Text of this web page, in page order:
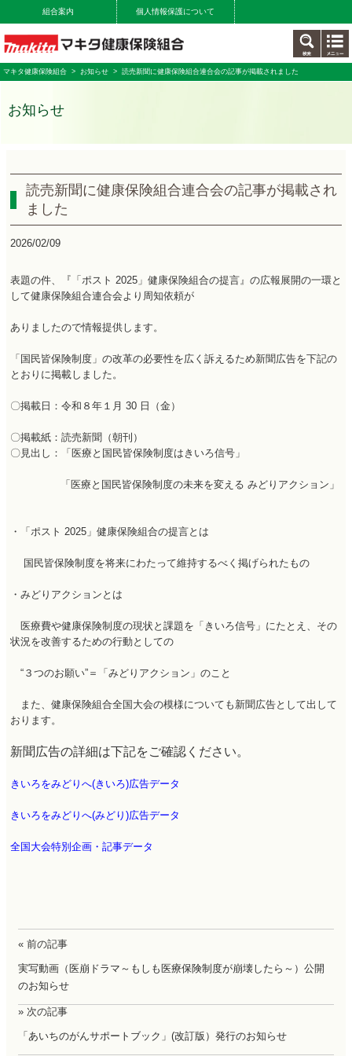
組合案内 個人情報保護について
マキタ健康保険組合 > お知らせ > 読売新聞に健康保険組合連合会の記事が掲載されました
お知らせ
読売新聞に健康保険組合連合会の記事が掲載され
ました
2026/02/09
表題の件、『「ポスト 2025」健康保険組合の提言』の広報展開の一環と
して健康保険組合連合会より周知依頼が
ありましたので情報提供します。
「国民皆保険制度」の改革の必要性を広く訴えるため新聞広告を下記の
とおりに掲載しました。
〇掲載日：令和８年１月 30 日（金）
〇掲載紙：読売新聞（朝刊）
〇見出し：「医療と国民皆保険制度はきいろ信号」
「医療と国民皆保険制度の未来を変える みどりアクション」
・「ポスト 2025」健康保険組合の提言とは
国民皆保険制度を将来にわたって維持するべく掲げられたもの
・みどりアクションとは
医療費や健康保険制度の現状と課題を「きいろ信号」にたとえ、その
状況を改善するための行動としての
“３つのお願い”＝「みどりアクション」のこと
また、健康保険組合全国大会の模様についても新聞広告として出して
おります。
新聞広告の詳細は下記をご確認ください。
きいろをみどりへ(きいろ)広告データ
きいろをみどりへ(みどり)広告データ
全国大会特別企画・記事データ
« 前の記事
実写動画（医崩ドラマ～もしも医療保険制度が崩壊したら～）公開
のお知らせ
» 次の記事
「あいちのがんサポートブック」(改訂版）発行のお知らせ